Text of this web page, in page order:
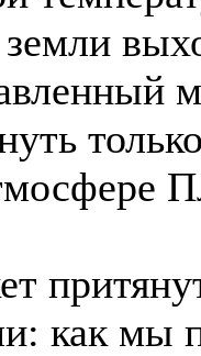
как мы